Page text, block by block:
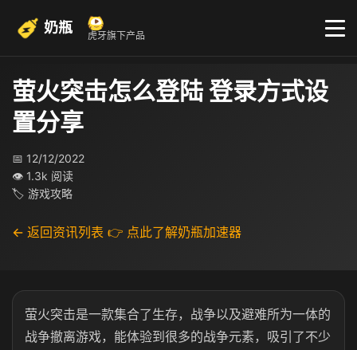
奶瓶 虎牙旗下产品
萤火突击怎么登陆 登录方式设
置分享
📅 12/12/2022
👁 1.3k 阅读
🏷 游戏攻略
← 返回资讯列表 👉 点此了解奶瓶加速器
萤火突击是一款集合了生存，战争以及避难所为一体的
战争撤离游戏，能体验到很多的战争元素，吸引了不少